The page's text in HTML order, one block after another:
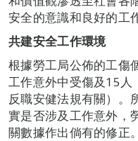
安全的意識和良好的工
共建安全工作環境
根據勞工局公佈的工傷
工作意外中受傷及15人
反職安健法規有關）。
實是否涉及工作意外，
關數據作出倘有的修正。